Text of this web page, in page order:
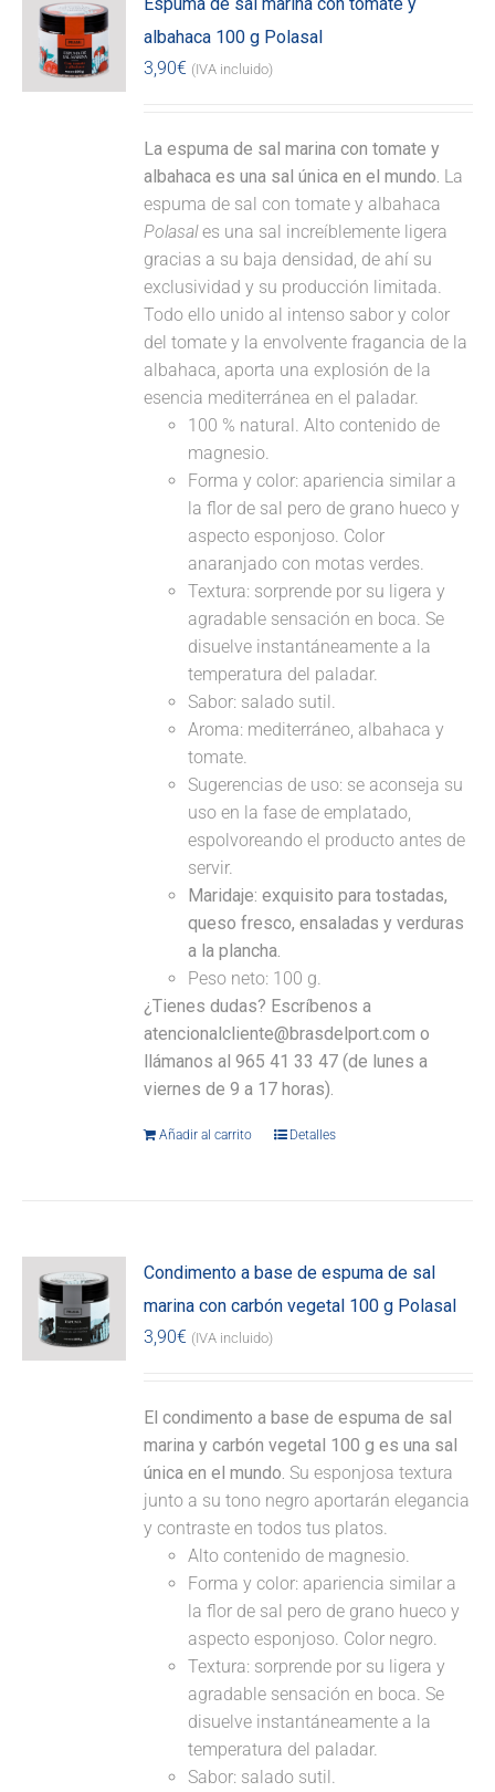
Espuma de sal marina con tomate y
albahaca 100 g Polasal
3,90€ (IVA incluido)
La espuma de sal marina con tomate y
albahaca es una sal única en el mundo. La
espuma de sal con tomate y albahaca
Polasales una sal increíblemente ligera
gracias a su baja densidad, de ahí su
exclusividad y su producción limitada.
Todo ello unido al intenso sabor y color
del tomate y la envolvente fragancia de la
albahaca, aporta una explosión de la
esencia mediterránea en el paladar.
100 % natural. Alto contenido de
magnesio.
Forma y color: apariencia similar a
la flor de sal pero de grano hueco y
aspecto esponjoso. Color
anaranjado con motas verdes.
Textura: sorprende por su ligera y
agradable sensación en boca. Se
disuelve instantáneamente a la
temperatura del paladar.
Sabor: salado sutil.
Aroma: mediterráneo, albahaca y
tomate.
Sugerencias de uso: se aconseja su
uso en la fase de emplatado,
espolvoreando el producto antes de
servir.
Maridaje: exquisito para tostadas,
queso fresco, ensaladas y verduras
a la plancha.
Peso neto: 100 g.
¿Tienes dudas? Escríbenos a
atencionalcliente@brasdelport.com o
llámanos al 965 41 33 47 (de lunes a
viernes de 9 a 17 horas).
Añadir al carrito Detalles
Condimento a base de espuma de sal
marina con carbón vegetal 100 g Polasal
3,90€ (IVA incluido)
El condimento a base de espuma de sal
marina y carbón vegetal 100 g es una sal
única en el mundo. Su esponjosa textura
junto a su tono negro aportarán elegancia
y contraste en todos tus platos.
Alto contenido de magnesio.
Forma y color: apariencia similar a
la flor de sal pero de grano hueco y
aspecto esponjoso. Color negro.
Textura: sorprende por su ligera y
agradable sensación en boca. Se
disuelve instantáneamente a la
temperatura del paladar.
Sabor: salado sutil.